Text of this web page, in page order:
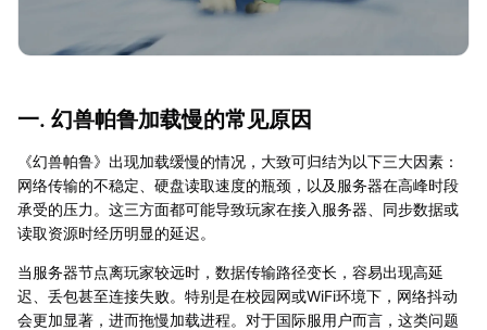
一. 幻兽帕鲁加载慢的常见原因
《幻兽帕鲁》出现加载缓慢的情况，大致可归结为以下三大因素：
网络传输的不稳定、硬盘读取速度的瓶颈，以及服务器在高峰时段
承受的压力。这三方面都可能导致玩家在接入服务器、同步数据或
读取资源时经历明显的延迟。
当服务器节点离玩家较远时，数据传输路径变长，容易出现高延
迟、丢包甚至连接失败。特别是在校园网或WiFi环境下，网络抖动
会更加显著，进而拖慢加载进程。对于国际服用户而言，这类问题